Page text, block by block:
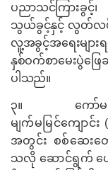
ပညာသင်ကြားခွင့်
သွယ်ခွင့်နှင့် လွတ်လ
လူ့အခွင့်အရေးမျ
နှစ်ဝက်စာမေးပွဲဖ
ပါသည်။
၃။ ကော်
မျက်မမြင်ကျောင်း
အတွင်း စစ်ဆေးတွ
သလို ဆောင်ရွက် ပ